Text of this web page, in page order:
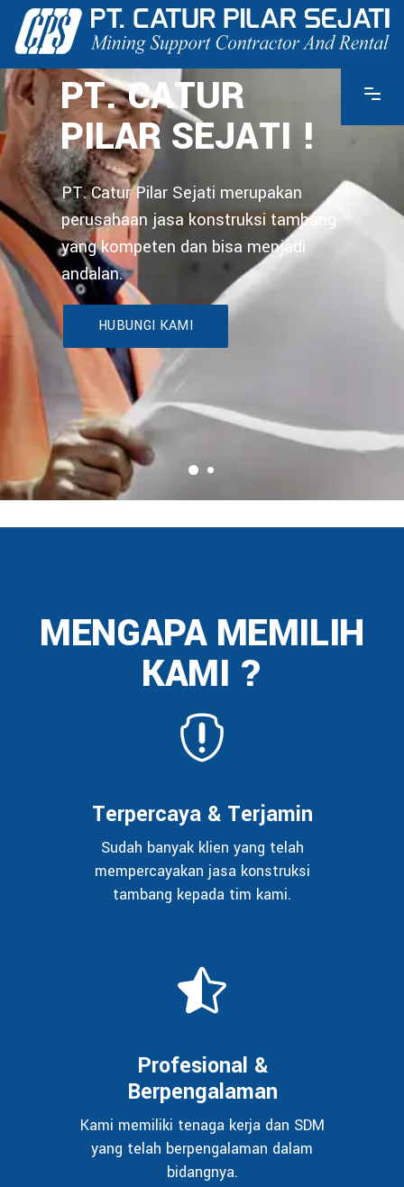
PT. CATUR
PILAR SEJATI !
PT. Catur Pilar Sejati merupakan
perusahaan jasa konstruksi tambang
yang kompeten dan bisa menjadi
andalan.
HUBUNGI KAMI
MENGAPA MEMILIH
KAMI ?
Terpercaya & Terjamin
Sudah banyak klien yang telah
mempercayakan jasa konstruksi
tambang kepada tim kami.
Profesional &
Berpengalaman
Kami memiliki tenaga kerja dan SDM
yang telah berpengalaman dalam
bidangnya.